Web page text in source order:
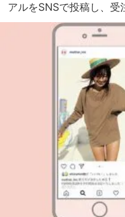
アルをSNSで投稿し、受